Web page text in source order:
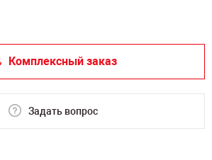
Комплексный заказ
Задать вопрос